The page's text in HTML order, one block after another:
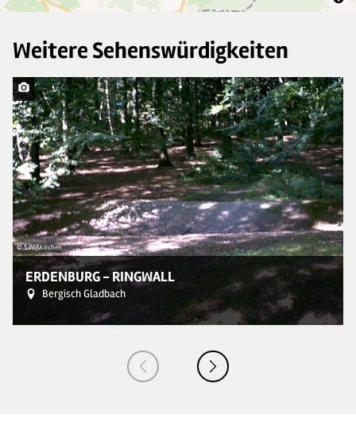
Weitere Sehenswürdigkeiten
© S.Wißkirchen
ERDENBURG - RINGWALL
Bergisch Gladbach